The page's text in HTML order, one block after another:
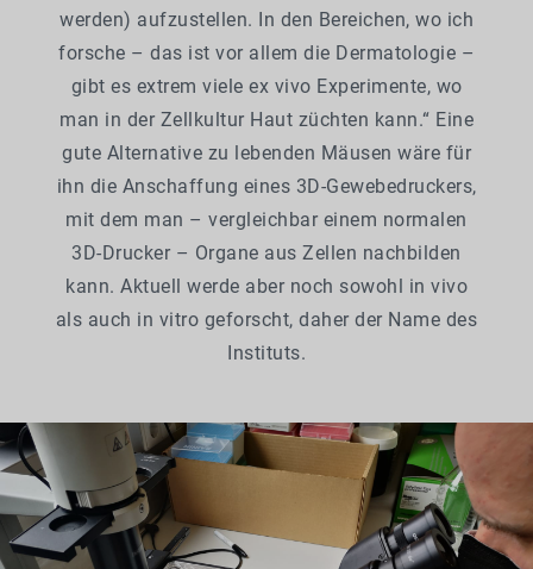
werden) aufzustellen. In den Bereichen, wo ich
forsche – das ist vor allem die Dermatologie –
gibt es extrem viele ex vivo Experimente, wo
man in der Zellkultur Haut züchten kann.“ Eine
gute Alternative zu lebenden Mäusen wäre für
ihn die Anschaffung eines 3D-Gewebedruckers,
mit dem man – vergleichbar einem normalen
3D-Drucker – Organe aus Zellen nachbilden
kann. Aktuell werde aber noch sowohl in vivo
als auch in vitro geforscht, daher der Name des
Instituts.